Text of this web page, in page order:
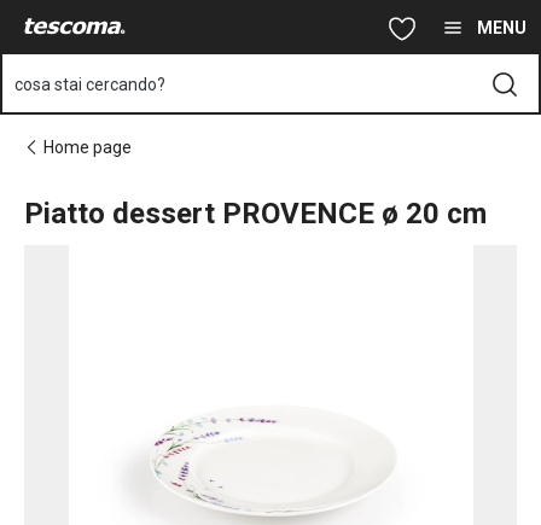
Vai al contenuto principale MENU
cosa stai cercando?
Home page
Piatto dessert PROVENCE ø 20 cm